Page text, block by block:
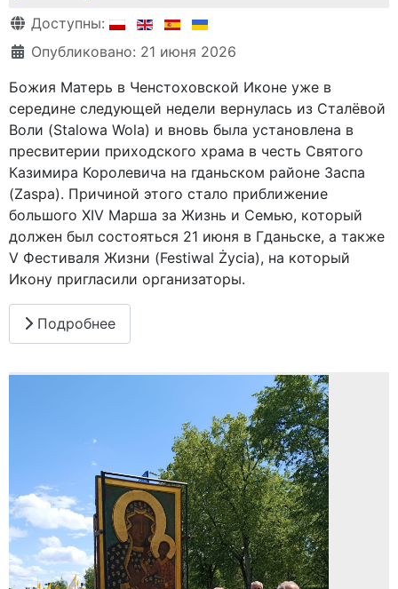
Информация о материале
Доступны:
Опубликовано: 21 июня 2026
Божия Матерь в Ченстоховской Иконе уже в
середине следующей недели вернулась из Сталёвой
Воли (Stalowa Wola) и вновь была установлена в
пресвитерии приходского храма в честь Святого
Казимира Королевича на гданьском районе Заспа
(Zaspa). Причиной этого стало приближение
большого XIV Марша за Жизнь и Семью, который
должен был состояться 21 июня в Гданьске, а также
V Фестиваля Жизни (Festiwal Życia), на который
Икону пригласили организаторы.
Подробнее